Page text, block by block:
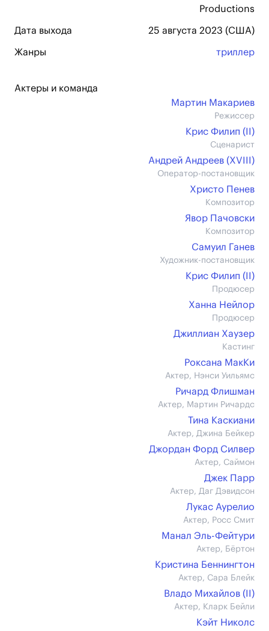
Productions
Дата выхода 25 августа 2023 (США)
Жанры триллер
Актеры и команда
Мартин Макариев
Режиссер
Крис Филип (II)
Сценарист
Андрей Андреев (XVIII)
Оператор-постановщик
Христо Пенев
Композитор
Явор Пачовски
Композитор
Самуил Ганев
Художник-постановщик
Крис Филип (II)
Продюсер
Ханна Нейлор
Продюсер
Джиллиан Хаузер
Кастинг
Роксана МакКи
Актер, Нэнси Уильямс
Ричард Флишман
Актер, Мартин Ричардс
Тина Каскиани
Актер, Джина Бейкер
Джордан Форд Силвер
Актер, Саймон
Джек Парр
Актер, Даг Дэвидсон
Лукас Аурелио
Актер, Росс Смит
Манал Эль-Фейтури
Актер, Бёртон
Кристина Беннингтон
Актер, Сара Блейк
Владо Михайлов (II)
Актер, Кларк Бейли
Кэйт Николс